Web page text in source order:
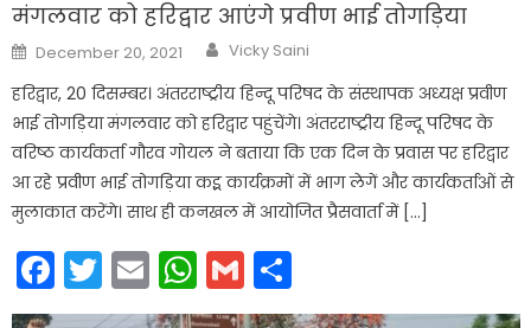
मंगलवार को हरिद्वार आएंगे प्रवीण भाई तोगड़िया
Posted
on
December 20, 2021 Author
Vicky Saini
हरिद्वार, 20 दिसम्बर। अंतरराष्ट्रीय हिन्दू परिषद के संस्थापक अध्यक्ष प्रवीण
भाई तोगड़िया मंगलवार को हरिद्वार पहुंचेंगे। अंतरराष्ट्रीय हिन्दू परिषद के
वरिष्ठ कार्यकर्ता गौरव गोयल ने बताया कि एक दिन के प्रवास पर हरिद्वार
आ रहे प्रवीण भाई तोगड़िया कइ्र्र कार्यक्रमों में भाग लेगें और कार्यकर्ताओं से
मुलाकात करेंगे। साथ ही कनखल में आयोजित प्रैसवार्ता में […]
Facebook
Twitter
EmailWhatsApp
Gmail